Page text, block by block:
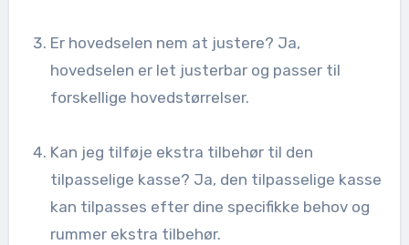
Er hovedselen nem at justere? Ja,
hovedselen er let justerbar og passer til
forskellige hovedstørrelser.
Kan jeg tilføje ekstra tilbehør til den
tilpasselige kasse? Ja, den tilpasselige kasse
kan tilpasses efter dine specifikke behov og
rummer ekstra tilbehør.